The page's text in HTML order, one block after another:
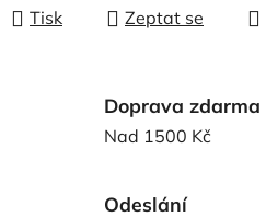
Tisk Zeptat se
Doprava zdarma
Nad 1500 Kč
Odeslání